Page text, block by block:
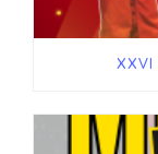
XXVI